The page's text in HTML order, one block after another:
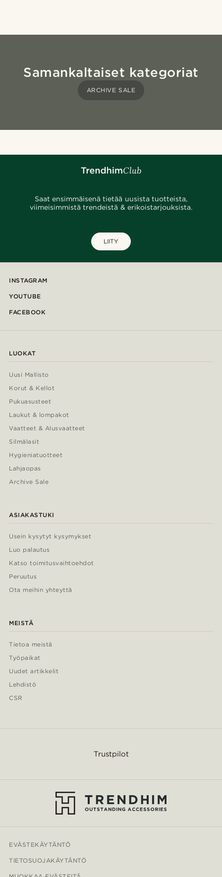
Samankaltaiset kategoriat
ARCHIVE SALE
Saat ensimmäisenä tietää uusista tuotteista,
viimeisimmistä trendeistä & erikoistarjouksista.
LIITY
INSTAGRAM
YOUTUBE
FACEBOOK
LUOKAT
Uusi Mallisto
Korut & Kellot
Pukuasusteet
Laukut & lompakot
Vaatteet & Alusvaatteet
Silmälasit
Hygieniatuotteet
Lahjaopas
Archive Sale
ASIAKASTUKI
Usein kysytyt kysymykset
Luo palautus
Katso toimitusvaihtoehdot
Peruutus
Ota meihin yhteyttä
MEISTÄ
Tietoa meistä
Työpaikat
Uudet artikkelit
Lehdistö
CSR
Trustpilot
EVÄSTEKÄYTÄNTÖ
TIETOSUOJAKÄYTÄNTÖ